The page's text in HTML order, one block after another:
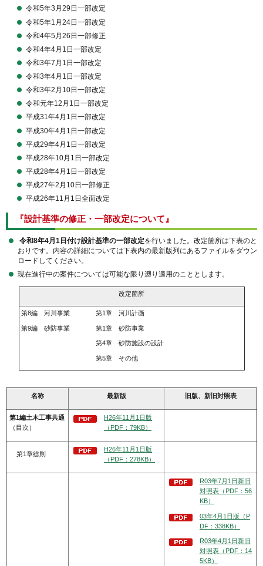
令和5年3月29日一部改定
令和5年1月24日一部改定
令和4年5月26日一部修正
令和4年4月1日一部改定
令和3年7月1日一部改定
令和3年4月1日一部改定
令和3年2月10日一部改定
令和元年12月1日一部改定
平成31年4月1日一部改定
平成30年4月1日一部改定
平成29年4月1日一部改定
平成28年10月1日一部改定
平成28年4月1日一部改定
平成27年2月10日一部修正
平成26年11月1日全面改定
『設計基準の修正・一部改定について』
令和8年4月1日付け設計基準の一部改定を行いました。改定箇所は下表のと
おりです。内容の詳細については下表内の最新版列にあるファイルをダウン
ロードしてください。
現在進行中の案件については可能な限り遡り適用のこととします。
改定箇所
第8編 河川事業 第1章 河川計画
第9編 砂防事業 第1章 砂防事業
第4章 砂防施設の設計
第5章 その他
名称 最新版 旧版、新旧対照表
第1編土木工事共通
（目次）
H26年11月1日版
（PDF：79KB）
第1章総則
H26年11月1日版
（PDF：278KB）
R03年7月1日新旧
対照表（PDF：56
KB）
03年4月1日版（P
DF：338KB）
R03年4月1日新旧
対照表（PDF：14
5KB）